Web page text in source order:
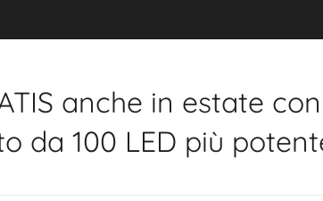
anche in estate
da 100 LED più